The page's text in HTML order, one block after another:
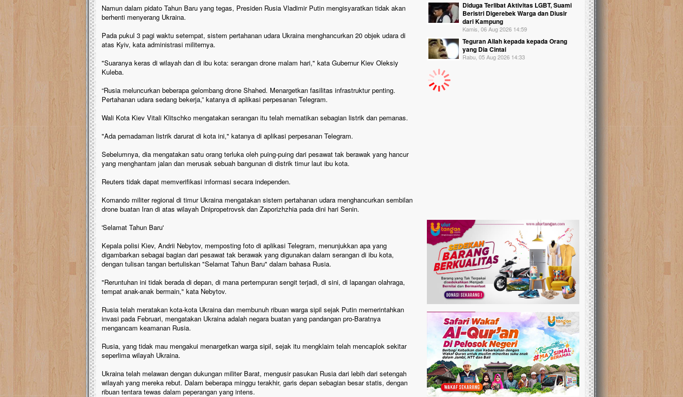
Namun dalam pidato Tahun Baru yang tegas, Presiden Rusia Vladimir Putin mengisyaratkan tidak akan
berhenti menyerang Ukraina.
Pada pukul 3 pagi waktu setempat, sistem pertahanan udara Ukraina menghancurkan 20 objek udara di
atas Kyiv, kata administrasi militernya.
"Suaranya keras di wilayah dan di ibu kota: serangan drone malam hari," kata Gubernur Kiev Oleksiy
Kuleba.
“Rusia meluncurkan beberapa gelombang drone Shahed. Menargetkan fasilitas infrastruktur penting.
Pertahanan udara sedang bekerja,” katanya di aplikasi perpesanan Telegram.
Wali Kota Kiev Vitali Klitschko mengatakan serangan itu telah mematikan sebagian listrik dan pemanas.
"Ada pemadaman listrik darurat di kota ini," katanya di aplikasi perpesanan Telegram.
Sebelumnya, dia mengatakan satu orang terluka oleh puing-puing dari pesawat tak berawak yang hancur
yang menghantam jalan dan merusak sebuah bangunan di distrik timur laut ibu kota.
Reuters tidak dapat memverifikasi informasi secara independen.
Komando militer regional di timur Ukraina mengatakan sistem pertahanan udara menghancurkan sembilan
drone buatan Iran di atas wilayah Dnipropetrovsk dan Zaporizhzhia pada dini hari Senin.
'Selamat Tahun Baru'
Kepala polisi Kiev, Andrii Nebytov, memposting foto di aplikasi Telegram, menunjukkan apa yang
digambarkan sebagai bagian dari pesawat tak berawak yang digunakan dalam serangan di ibu kota,
dengan tulisan tangan bertuliskan "Selamat Tahun Baru" dalam bahasa Rusia.
"Reruntuhan ini tidak berada di depan, di mana pertempuran sengit terjadi, di sini, di lapangan olahraga,
tempat anak-anak bermain," kata Nebytov.
Rusia telah meratakan kota-kota Ukraina dan membunuh ribuan warga sipil sejak Putin memerintahkan
invasi pada Februari, mengatakan Ukraina adalah negara buatan yang pandangan pro-Baratnya
mengancam keamanan Rusia.
Rusia, yang tidak mau mengakui menargetkan warga sipil, sejak itu mengklaim telah mencaplok sekitar
seperlima wilayah Ukraina.
Ukraina telah melawan dengan dukungan militer Barat, mengusir pasukan Rusia dari lebih dari setengah
wilayah yang mereka rebut. Dalam beberapa minggu terakhir, garis depan sebagian besar statis, dengan
ribuan tentara tewas dalam peperangan yang intens.
Diduga Terlibat Aktivitas LGBT, Suami
Beristri Digerebek Warga dan Diusir
dari Kampung
Kamis, 06 Aug 2026 14:59
Teguran Allah kepada kepada Orang
yang Dia Cintai
Rabu, 05 Aug 2026 14:33